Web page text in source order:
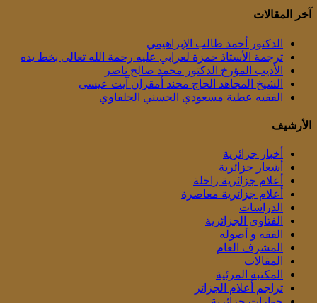
آخر المقالات
الدكتور أحمد طالب الإبراهيمي
ترجمة الأستاذ حمزة لعرابي عليه رحمة الله تعالى بخط يده
الأديب المؤرخ الدكتور محمد صالح ناصر
الشيخ المجاهد الحاج محند أمقران آيت عيسى
الفقيه عطية مسعودي الحسني الجلفاوي
الأرشيف
أخبار جزائرية
أشعار جزائرية
أعلام جزائرية راحلة
أعلام جزائرية معاصرة
الدراسات
الفتاوى الجزائرية
الفقه و أصوله
المشرف العام
المقالات
المكتبة المرئية
تراجم أعلام الجزائر